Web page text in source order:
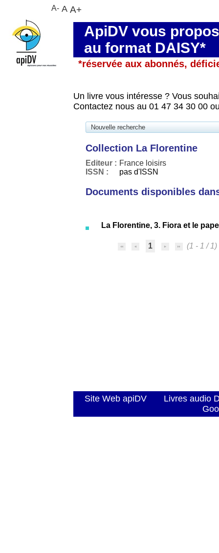
ApiDV vous
au format DAISY*
*réservée aux abonnés,
Un livre vous intéresse ? Vous
Contactez nous au 01 47 34 30 00
Nouvelle recherche
Collection La Florentine
Editeur : France loisirs
ISSN :
pas d'ISSN
Documents disponibles
La Florentine, 3. Fiora et le pape
1 (1 - 1 / 1)
Site Web apiDV
Livres audio
A- A A+